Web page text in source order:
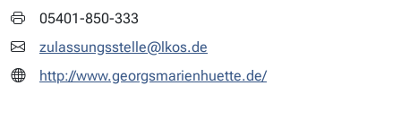
05401-850-333
zulassungsstelle@lkos.de
http://www.georgsmarienhuette.de/